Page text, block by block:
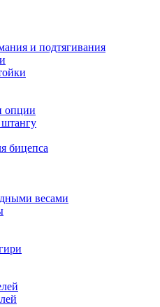
и подтягивания
опции
бицепса
весами